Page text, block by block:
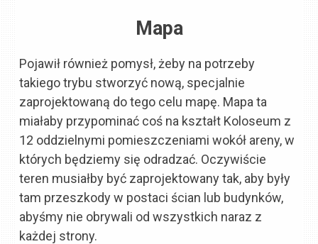
Mapa
Pojawił również pomysł, żeby na potrzeby
takiego trybu stworzyć nową, specjalnie
zaprojektowaną do tego celu mapę. Mapa ta
miałaby przypominać coś na kształt Koloseum z
12 oddzielnymi pomieszczeniami wokół areny, w
których będziemy się odradzać. Oczywiście
teren musiałby być zaprojektowany tak, aby były
tam przeszkody w postaci ścian lub budynków,
abyśmy nie obrywali od wszystkich naraz z
każdej strony.